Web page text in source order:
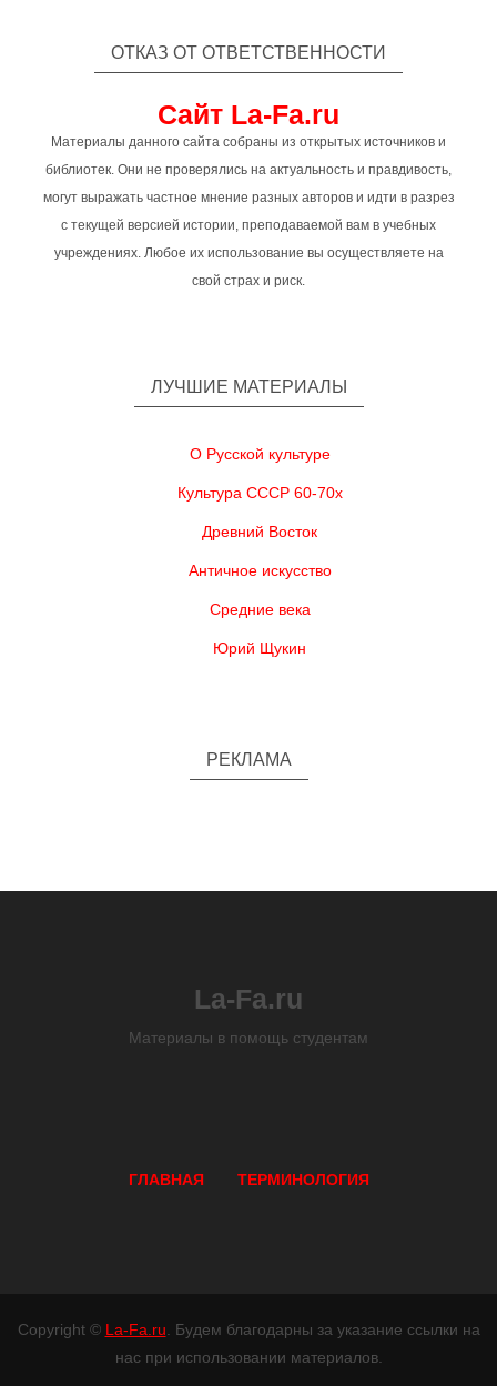
ОТКАЗ ОТ ОТВЕТСТВЕННОСТИ
Сайт La-Fa.ru
Материалы данного сайта собраны из открытых источников и
библиотек. Они не проверялись на актуальность и правдивость,
могут выражать частное мнение разных авторов и идти в разрез
с текущей версией истории, преподаваемой вам в учебных
учреждениях. Любое их использование вы осуществляете на
свой страх и риск.
ЛУЧШИЕ МАТЕРИАЛЫ
О Русской культуре
Культура СССР 60-70х
Древний Восток
Античное искусство
Средние века
Юрий Щукин
РЕКЛАМА
La-Fa.ru
Материалы в помощь студентам
ГЛАВНАЯ ТЕРМИНОЛОГИЯ
Copyright © La-Fa.ru . Будем благодарны за указание ссылки на
нас при использовании материалов.